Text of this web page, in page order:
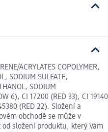
ACRYLATES COPOLYMER,
SODIUM SULFATE,
SODIUM
6), CI 17200 (RED 33), CI 19140
(RED 22). Složení a
obchodě se může v
složení produktu, který Vám